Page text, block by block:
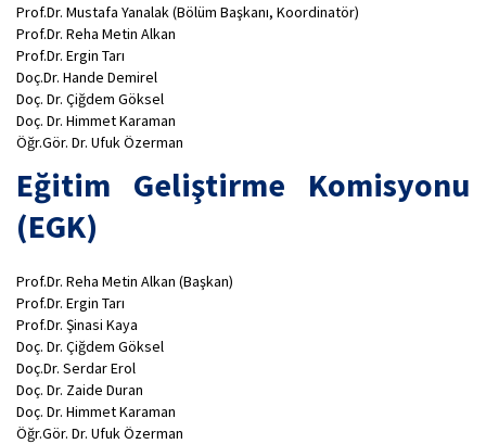
Prof.Dr. Mustafa Yanalak (Bölüm Başkanı, Koordinatör)
Prof.Dr. Reha Metin Alkan
Prof.Dr. Ergin Tarı
Doç.Dr. Hande Demirel
Doç. Dr. Çiğdem Göksel
Doç. Dr. Himmet Karaman
Öğr.Gör. Dr. Ufuk Özerman
Eğitim Geliştirme Komisyonu
(EGK)
Prof.Dr. Reha Metin Alkan (Başkan)
Prof.Dr. Ergin Tarı
Prof.Dr. Şinasi Kaya
Doç. Dr. Çiğdem Göksel
Doç.Dr. Serdar Erol
Doç. Dr. Zaide Duran
Doç. Dr. Himmet Karaman
Öğr.Gör. Dr. Ufuk Özerman